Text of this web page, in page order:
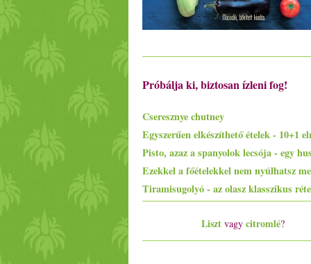
Próbálja ki, biztosan ízleni fog!
Cseresznye chutney
Liszt vagy citromlé?